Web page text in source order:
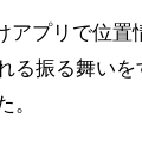
プリで位置
る振る舞い
。